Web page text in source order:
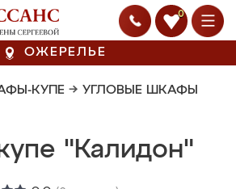
0
ОЖЕРЕЛЬЕ
КУПЕ → УГЛОВЫЕ ШКАФЫ
"Калидон"